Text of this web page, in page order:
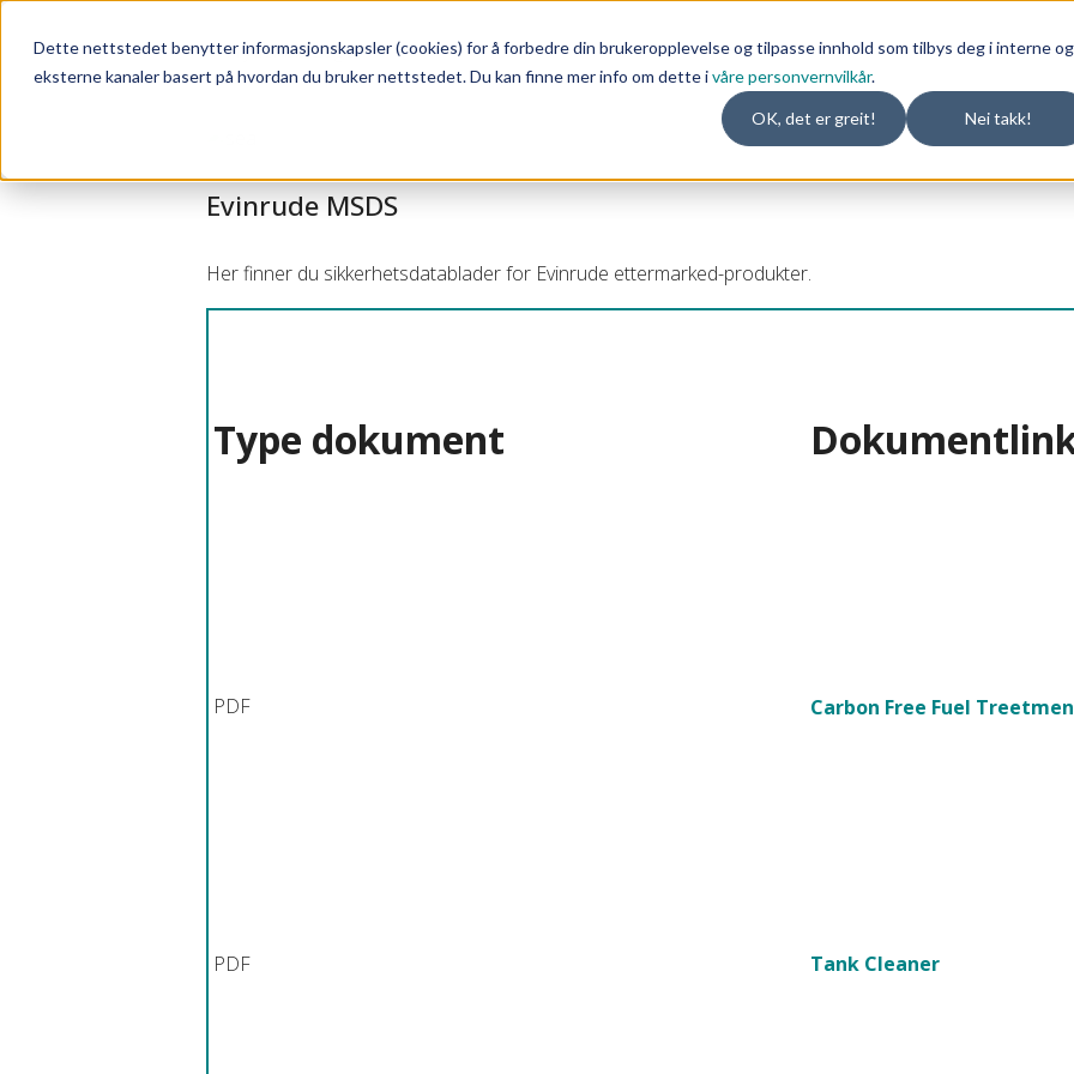
Dette nettstedet benytter informasjonskapsler (cookies) for å forbedre din brukeropplevelse og tilpasse innhold som tilbys deg i interne og
eksterne kanaler basert på hvordan du bruker nettstedet. Du kan finne mer info om dette ivåre personvernvilkår.
OK, det er greit! Nei takk!
Evinrude MSDS
Her finner du sikkerhetsdatablader for Evinrude ettermarked-produkter.
Type dokument
PDF Carbon Free Fuel
PDF Tank Cleaner